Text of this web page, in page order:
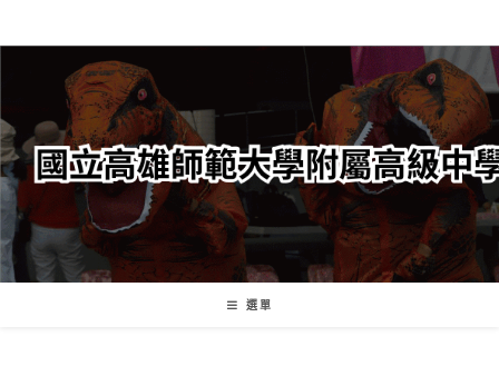
轉
要
內
容
選單